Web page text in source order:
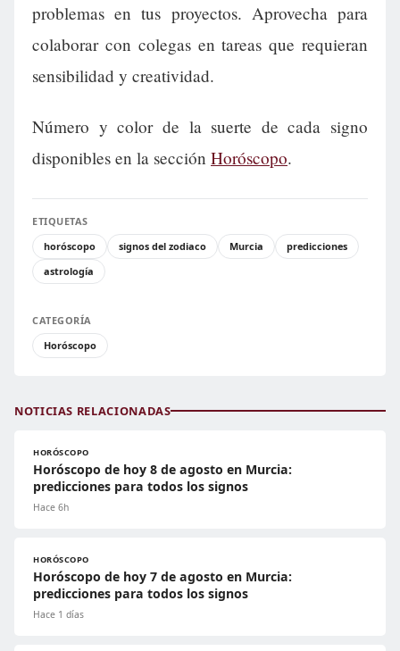
problemas en tus proyectos. Aprovecha para
colaborar con colegas en tareas que requieran
sensibilidad y creatividad.
Número y color de la suerte de cada signo
disponibles en la sección Horóscopo.
ETIQUETAS
horóscopo
signos del zodiaco Murcia
predicciones
astrología
CATEGORÍA
Horóscopo
NOTICIAS RELACIONADAS
HORÓSCOPO
Horóscopo de hoy 8 de agosto en Murcia:
predicciones para todos los signos
Hace 6h
HORÓSCOPO
Horóscopo de hoy 7 de agosto en Murcia:
predicciones para todos los signos
Hace 1 días